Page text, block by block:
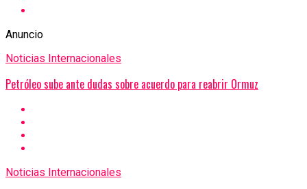
Anuncio
Noticias Internacionales
Petróleo sube ante dudas sobre acuerdo para reabrir Ormuz
Noticias Internacionales